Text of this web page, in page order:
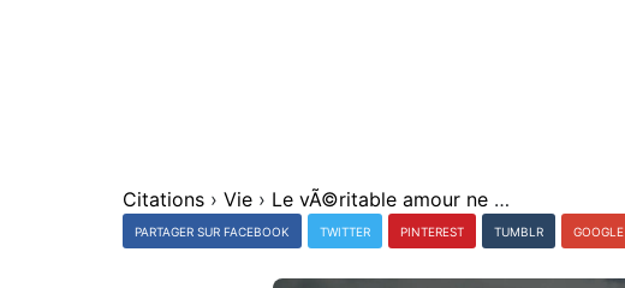
Citations › Vie › Le vÃ©ritable amour ne calcule rien.
PARTAGER SUR FACEBOOK TWITTER PINTEREST TUMBLR GOOGLE